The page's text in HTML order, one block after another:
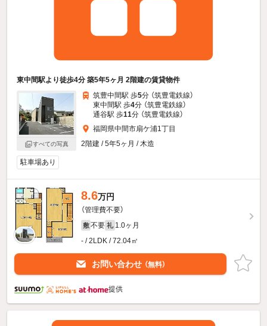
東中間駅より徒歩4分 築5年5ヶ月 2階建の賃貸物件
すべての写真
筑豊中間駅 歩5分 （筑豊電鉄線）
東中間駅 歩4分 （筑豊電鉄線）
通谷駅 歩11分 （筑豊電鉄線）
福岡県中間市扇ケ浦1丁目
2階建 / 5年5ヶ月 / 木造
駐車場あり
8.6万円
（管理費不要）
敷 不要 礼 1.0ヶ月
- / 2LDK / 72.04㎡
お問い合わせ （無料）
提供